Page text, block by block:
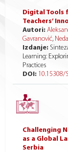
Digital Tools
Teachers’
Autori:
Gavranović,
Izdanje:
Learning:
Practices
DOI: 10.15308/
Challenging
as a Global
Serbia